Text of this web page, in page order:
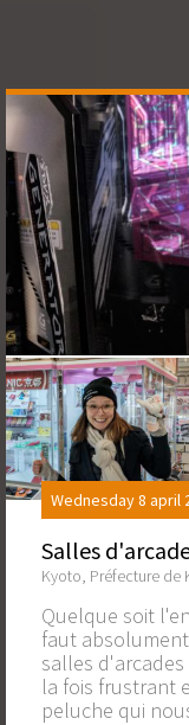
Wednesday 8 april
Salles
Kyoto, Préfecture de
Quelque soit
faut
salles
la fois frustrant
peluche qui